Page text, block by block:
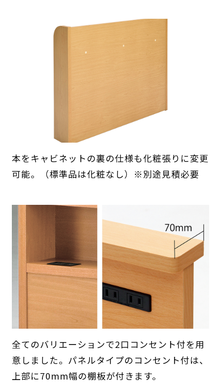
本をキャビネットの裏の仕様も化粧張りに変更
可能。（標準品は化粧なし）※別途見積必要
全てのバリエーションで2口コンセント付を用
意しました。パネルタイプのコンセント付は、
上部に70mm幅の棚板が付きます。